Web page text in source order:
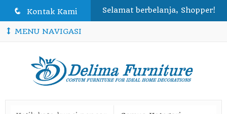
q Kontak Kami Selamat berbelanja, Shopper!
MENU NAVIGASI